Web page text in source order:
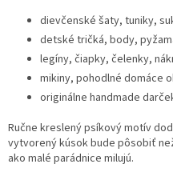
dievčenské šaty, tuniky,
detské tričká, body,
legíny, čiapky, čelenky,
mikiny, pohodlné domáce
originálne handmade
Ručne kreslený psíkový motív
vytvorený kúsok bude pôsobiť
ako malé parádnice milujú.